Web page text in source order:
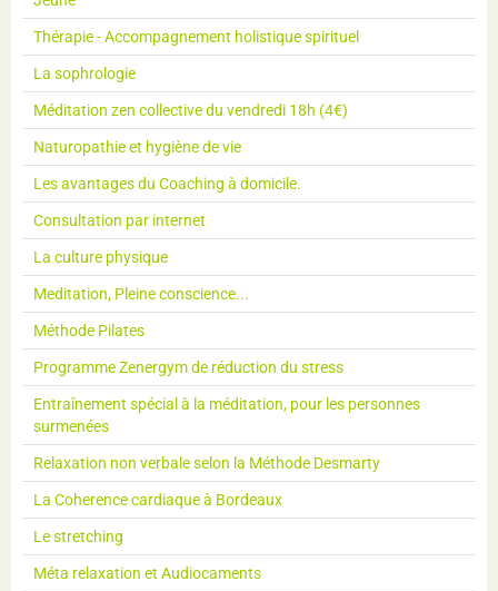
Thérapie - Accompagnement holistique spirituel
La sophrologie
Méditation zen collective du vendredi 18h (4€)
Naturopathie et hygiène de vie
Les avantages du Coaching à domicile.
Consultation par internet
La culture physique
Meditation, Pleine conscience...
Méthode Pilates
Programme Zenergym de réduction du stress
Entraînement spécial à la méditation, pour les personnes
surmenées
Relaxation non verbale selon la Méthode Desmarty
La Coherence cardiaque à Bordeaux
Le stretching
Méta relaxation et Audiocaments